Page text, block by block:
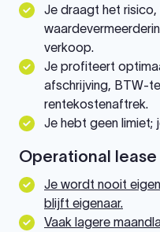
Je draagt het
verkoop.
Je profiteert
afschrijving, BTW-
rentekostenaftrek.
Je hebt geen limiet;
Operational lease
Je wordt nooit
blijft eigenaar.
Vaak lagere